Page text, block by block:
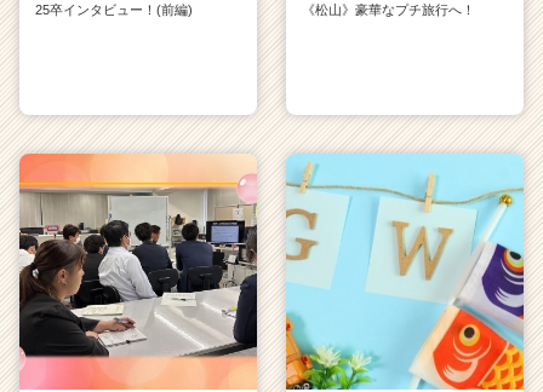
25卒インタビュー！(前編)
《松山》豪華なプチ旅行へ！